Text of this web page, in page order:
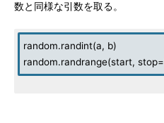
数と同様な引数を取る。
random.randint(a, b)
random.randrange(start, stop=